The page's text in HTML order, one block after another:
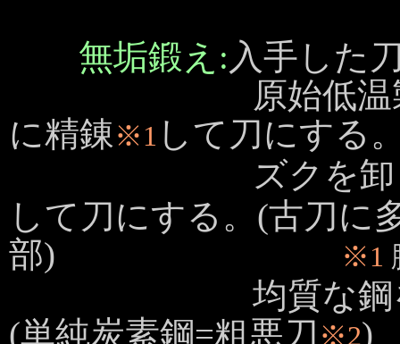
無垢鍛え: 入手した
原始低温製錬で
に精錬 ※1 して刀にする
ズクを卸した鉄
して刀にする。(古刀に
部) ※1
均質な鋼を使い
(単純炭素鋼=粗悪刀 ※2)